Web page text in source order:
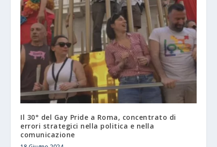
Il 30° del Gay Pride a Roma, concentrato di
errori strategici nella politica e nella
comunicazione